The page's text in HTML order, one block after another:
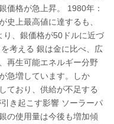
価格が急上昇。 1980年：
史上最高値に達するも、
、銀価格が50ドルに近づ
考える 銀は金に比べ、広
再生可能エネルギー分野
急増しています。しか
ており、供給が不足する
き起こす影響 ソーラーパ
の使用量は今後も増加傾